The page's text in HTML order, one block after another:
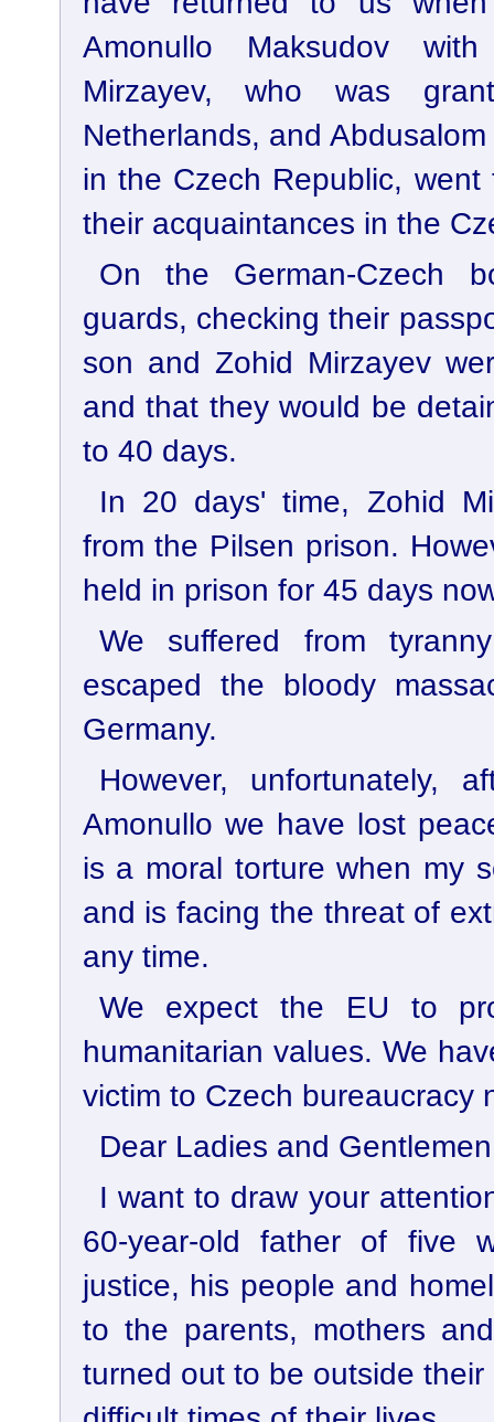
Amonullo Maksudov
Mirzayev, who was
Netherlands, and
in the Czech Republic,
their acquaintances in the
On the German-Czech
guards, checking their
son and Zohid Mirzayev
and that they would be
to 40 days.
In 20 days' time, Zohid
from the Pilsen prison.
held in prison for 45 days
We suffered from
escaped the bloody
Germany.
However, unfortunately,
Amonullo we have lost
is a moral torture when my
and is facing the threat of
any time.
We expect the EU to
humanitarian values. We
victim to Czech bureaucracy
Dear Ladies and
I want to draw your
60-year-old father of five
justice, his people and
to the parents, mothers
turned out to be outside